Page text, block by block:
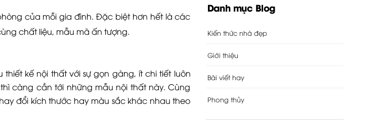
của mỗi gia đình. Đặc biệt hơn hết là các
chất liệu, mẫu mã ấn tượng.
kế nội thất với sự gọn gàng, ít chi tiết luôn
càng cần tới những mẫu nội thất này. Cùng
đổi kích thước hay màu sắc khác nhau theo
Danh mục Blog
Kiến thức nhà đẹp
Giới thiệu
Bài viết hay
Phong thủy